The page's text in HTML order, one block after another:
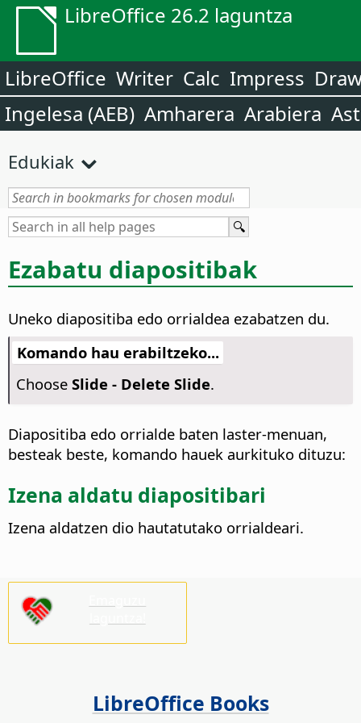
LibreOffice 26.2 laguntza
LibreOffice Writer Calc Impress
Ingelesa (AEB) Amharera Arabiera
Edukiak
Ezabatu diapositibak
Uneko diapositiba edo orrialdea ezabatzen du.
Komando hau erabiltzeko...
Choose Slide - Delete Slide.
Diapositiba edo orrialde baten laster-menuan,
besteak beste, komando hauek aurkituko dituzu:
Izena aldatu diapositibari
Izena aldatzen dio hautatutako orrialdeari.
LibreOffice Books